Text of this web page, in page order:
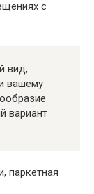
с
вид,
вашему
вариант
паркетная